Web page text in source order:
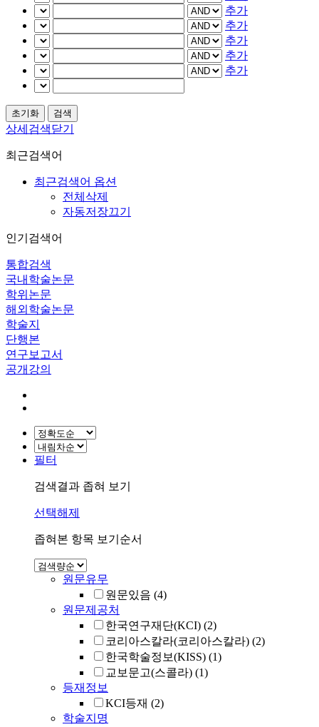
추가
추가
추가
추가
추가
상세검색닫기
최근검색어
최근검색어 옵션
전체삭제
자동저장끄기
인기검색어
통합검색
국내학술논문
학위논문
해외학술논문
학술지
단행본
연구보고서
공개강의
필터
검색결과 좁혀 보기
선택해제
좁혀본 항목 보기순서
원문유무
원문있음 (4)
원문제공처
한국연구재단(KCI) (2)
코리아스칼라(코리아스칼라) (2)
한국학술정보(KISS) (1)
교보문고(스콜라) (1)
등재정보
KCI등재 (2)
학술지명